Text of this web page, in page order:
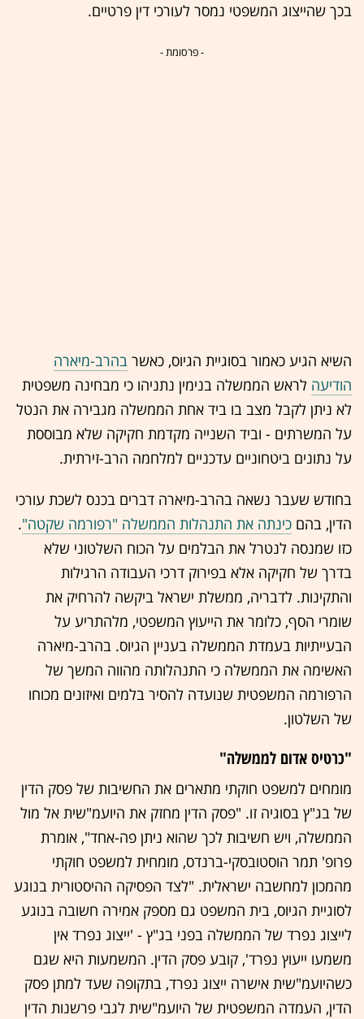
בכך שהייצוג המשפטי נמסר לעורכי דין פרטיים.
- פרסומת -
השיא הגיע כאמור בסוגיית הגיוס, כאשר בהרב-מיארה
הודיעה לראש הממשלה בנימין נתניהו כי מבחינה משפטית
לא ניתן לקבל מצב בו ביד אחת הממשלה מגבירה את הנטל
על המשרתים - וביד השנייה מקדמת חקיקה שלא מבוססת
על נתונים ביטחוניים עדכניים למלחמה הרב-זירתית.
בחודש שעבר נשאה בהרב-מיארה דברים בכנס לשכת עורכי
הדין, בהם כינתה את התנהלות הממשלה "רפורמה שקטה".
כזו שמנסה לנטרל את הבלמים על הכוח השלטוני שלא
בדרך של חקיקה אלא בפירוק דרכי העבודה הרגילות
והתקינות. לדבריה, ממשלת ישראל ביקשה להרחיק את
שומרי הסף, כלומר את הייעוץ המשפטי, מלהתריע על
הבעייתיות בעמדת הממשלה בעניין הגיוס. בהרב-מיארה
האשימה את הממשלה כי התנהלותה מהווה המשך של
הרפורמה המשפטית שנועדה להסיר בלמים ואיזונים מכוחו
של השלטון.
"כרטיס אדום לממשלה"
מומחים למשפט חוקתי מתארים את החשיבות של פסק הדין
של בג"ץ בסוגיה זו. "פסק הדין מחזק את היועמ"שית אל מול
הממשלה, ויש חשיבות לכך שהוא ניתן פה-אחד", אומרת
פרופ' תמר הוסטובסקי-ברנדס, מומחית למשפט חוקתי
מהמכון למחשבה ישראלית. "לצד הפסיקה ההיסטורית בנוגע
לסוגיית הגיוס, בית המשפט גם מספק אמירה חשובה בנוגע
לייצוג נפרד של הממשלה בפני בג"ץ - 'ייצוג נפרד אין
משמעו ייעוץ נפרד', קובע פסק הדין. המשמעות היא שגם
כשהיועמ"שית אישרה ייצוג נפרד, בתקופה שעד למתן פסק
הדין, העמדה המשפטית של היועמ"שית לגבי פרשנות הדין